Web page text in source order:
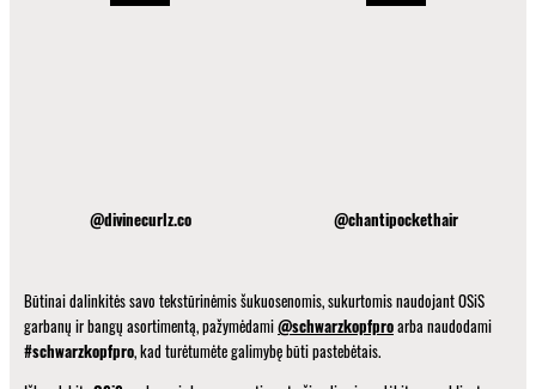
@divinecurlz.co @chantipockethair
Būtinai dalinkitės savo tekstūrinėmis šukuosenomis, sukurtomis naudojant OSiS
garbanų ir bangų asortimentą, pažymėdami@schwarzkopfproarba naudodami
#schwarzkopfpro, kad turėtumėte galimybę būti pastebėtais.